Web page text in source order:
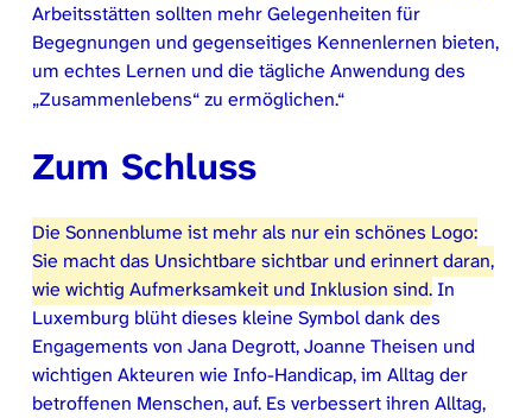
Arbeitsstätten sollten mehr Gelegenheiten für
Begegnungen und gegenseitiges Kennenlernen bieten,
um echtes Lernen und die tägliche Anwendung des
„Zusammenlebens“ zu ermöglichen.“
Zum Schluss
Die Sonnenblume ist mehr als nur ein schönes Logo:
Sie macht das Unsichtbare sichtbar und erinnert daran,
wie wichtig Aufmerksamkeit und Inklusion sind.In
Luxemburg blüht dieses kleine Symbol dank des
Engagements von Jana Degrott, Joanne Theisen und
wichtigen Akteuren wie Info-Handicap, im Alltag der
betroffenen Menschen, auf. Es verbessert ihren Alltag,